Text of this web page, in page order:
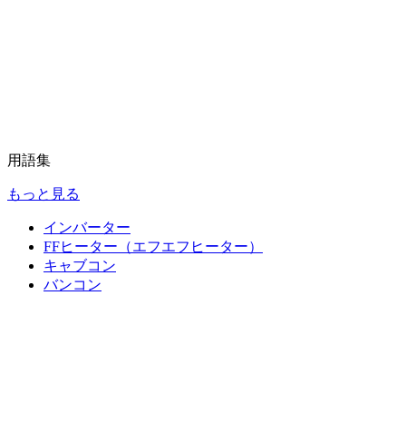
用語集
もっと見る
インバーター
FFヒーター（エフエフヒーター）
キャブコン
バンコン